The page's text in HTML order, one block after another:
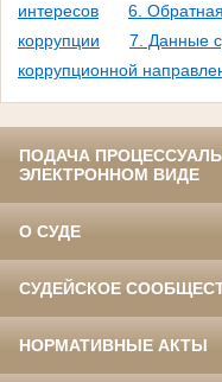
интересов
6.
коррупции
7. Данные
коррупционной
ПОДАЧА
ЭЛЕКТРОННОМ ВИДЕ
О СУДЕ
СУДЕЙСКОЕ
НОРМАТИВНЫЕ АКТЫ